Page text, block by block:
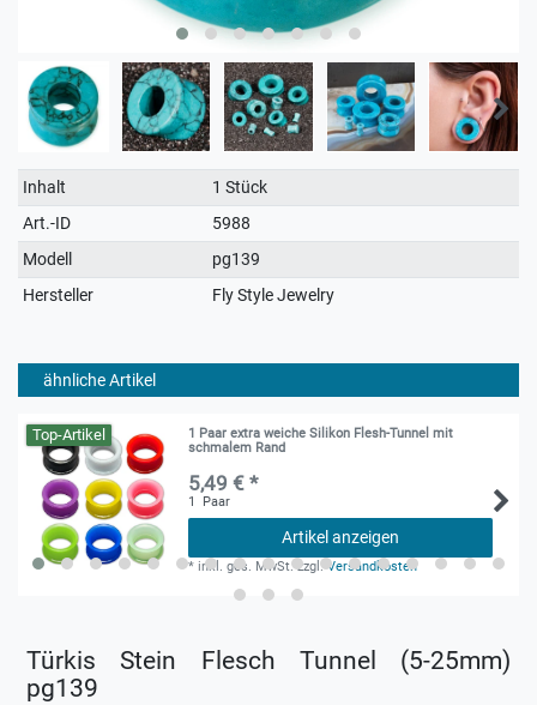
Technisches
Merkmal
Wert
Inhalt
1 Stück
Art.-ID
5988
Modell
pg139
Hersteller
Fly Style Jewelry
ähnliche Artikel
Top-Artikel
1 Paar extra weiche Silikon Flesh-Tunnel mit
schmalem Rand
5,49 € *
1 Paar
Artikel anzeigen
* inkl. ges. MwSt.zzgl.Versandkosten
Türkis Stein Flesch Tunnel (5-25mm)
pg139